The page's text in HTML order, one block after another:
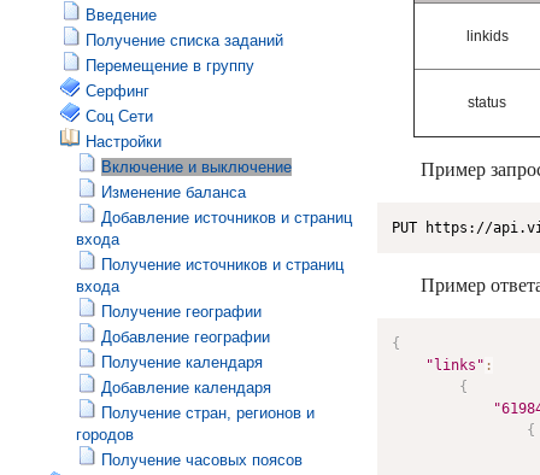
Введение
Получение списка заданий
Перемещение в группу
Серфинг
Соц Сети
Настройки
Включение и выключение
Изменение баланса
Добавление источников и страниц
входа
Получение источников и страниц
входа
Получение географии
Добавление географии
Получение календаря
Добавление календаря
Получение стран, регионов и
городов
Получение часовых поясов
linkids
status
Пример
PUT https://
Пример
{
"links" :
{
{